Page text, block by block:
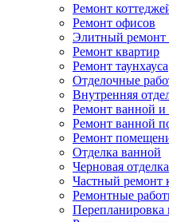
Ремонт
Ремонт офисов
Элитный ремонт
Ремонт квартир
Ремонт таунхауса
Отделочные
Внутренняя
Ремонт ванной и
Ремонт ванной
Ремонт
Отделка ванной
Черновая отделка
Частный ремонт
Ремонтные
Перепланировка